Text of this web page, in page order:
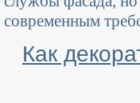
современным
Как